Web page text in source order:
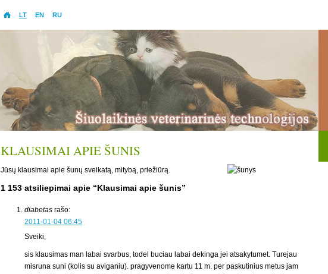
LT EN RU
KLAUSIMAI APIE ŠUNIS
Jūsų klausimai apie šunų sveikatą, mitybą, priežiūrą.
1 153 atsiliepimai apie “Klausimai apie šunis”
diabetas rašo:
2011-01-04 06:45
Sveiki,
sis klausimas man labai svarbus, todel buciau labai dekinga jei atsakytumet. Turejau
misruna suni (kolis su aviganiu). pragyvenome kartu 11 m. per paskutinius metus jam